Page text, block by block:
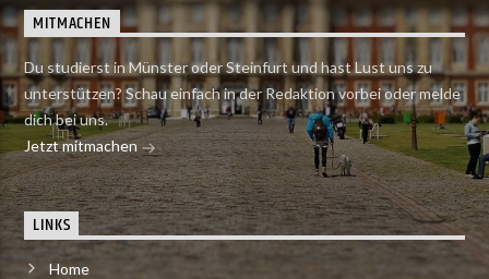
MITMACHEN
Du studierst in Münster oder Steinfurt und hast Lust uns zu
unterstützen? Schau einfach in der Redaktion vorbei oder melde
dich bei uns.
Jetzt mitmachen
LINKS
Home